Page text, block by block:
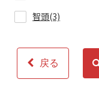
智頭(3)
戻る